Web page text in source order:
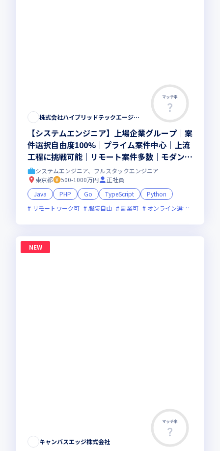
マッチ率
株式会社ハイブリッドテックエージェント
【システムエンジニア】上場企業グループ｜案
件選択自由度100%｜プライム案件中心｜上流
工程に挑戦可能｜リモート案件多数｜モダン開
発｜カジュアル面談OK
システムエンジニア、フルスタックエンジニア
東京都
500-1000万円
正社員
Java
PHP Go TypeScript
Python
リモートワーク可
服装自由 副業可 オンライン選考可
NEW
マッチ率
キャンバスエッジ株式会社